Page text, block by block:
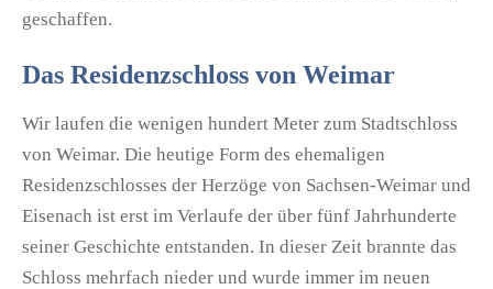
geschaffen.
Das Residenzschloss von Weimar
Wir laufen die wenigen hundert Meter zum Stadtschloss
von Weimar. Die heutige Form des ehemaligen
Residenzschlosses der Herzöge von Sachsen-Weimar und
Eisenach ist erst im Verlaufe der über fünf Jahrhunderte
seiner Geschichte entstanden. In dieser Zeit brannte das
Schloss mehrfach nieder und wurde immer im neuen